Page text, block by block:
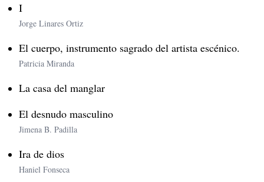
I
Jorge Linares Ortiz
El cuerpo, instrumento sagrado del artista escénico.
Patricia Miranda
La casa del manglar
El desnudo masculino
Jimena B. Padilla
Ira de dios
Haniel Fonseca